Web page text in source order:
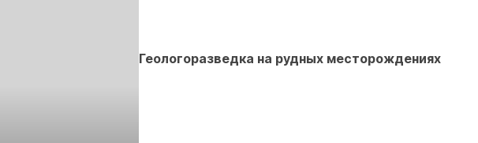
Геологоразведка на рудных месторождениях